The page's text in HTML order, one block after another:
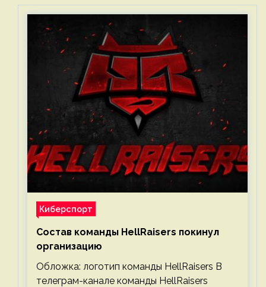
Киберспорт
Состав команды HellRaisers покинул
организацию
Обложка: логотип команды HellRaisers В
телеграм-канале команды HellRaisers